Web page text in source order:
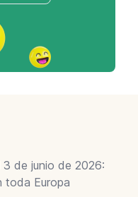
3 de junio de 2026:
toda Europa